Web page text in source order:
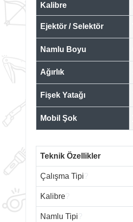
Kalibre
Ejektör / Selektör
Namlu Boyu
Ağırlık
Fişek Yatağı
Mobil Şok
Teknik Özellikler
Çalışma Tipi
Kalibre
Namlu Tipi